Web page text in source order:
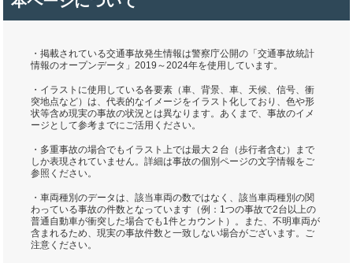
・掲載されている交通事故発生情報は警察庁公開の「交通事故統計
情報のオープンデータ」2019～2024年を使用しています。
・イラストに使用している各要素（車、背景、車、天候、信号、衝
突地点など）は、代表的なイメージをイラスト化しており、色や形
状等含め現実の事故の状況とは異なります。あくまで、事故のイメ
ージとして参考までにご活用ください。
・多重事故の場合でもイラスト上では最大２台（歩行者含む）まで
しか表現されていません。詳細は事故の個別ページの文字情報をご
参照ください。
・車両種別のデータは、該当車両の数ではなく、該当車両種別の関
わっている事故の件数となっています（例：1つの事故で2台以上の
普通自動車が衝突した場合でも1件とカウント）。また、不明車両が
含まれるため、現実の事故件数と一致しない場合がございます。ご
注意ください。